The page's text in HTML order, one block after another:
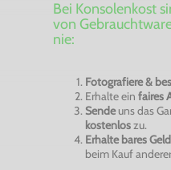
Bei Konsolenkost
von
nie:
Fotografiere &
Erhalte ein faires
Sendeuns das
kostenloszu.
Erhalte bares
beim Kauf